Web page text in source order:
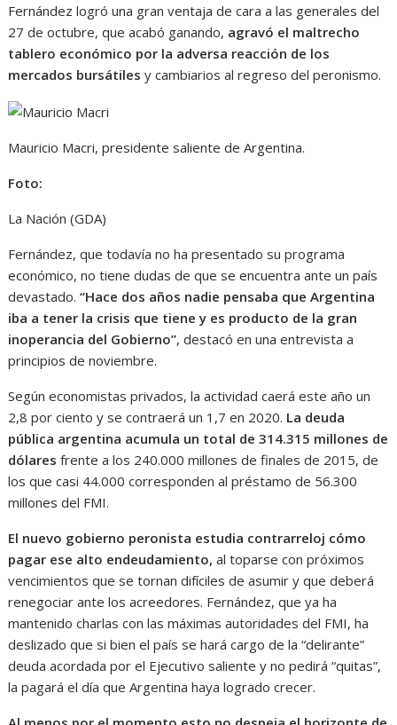
Fernández logró una gran ventaja de cara a las generales del
27 de octubre, que acabó ganando, agravó el maltrecho
tablero económico por la adversa reacción de los
mercados bursátiles y cambiarios al regreso del peronismo.
Mauricio Macri, presidente saliente de Argentina.
Foto:
La Nación (GDA)
Fernández, que todavía no ha presentado su programa
económico, no tiene dudas de que se encuentra ante un país
devastado. “Hace dos años nadie pensaba que Argentina
iba a tener la crisis que tiene y es producto de la gran
inoperancia del Gobierno”, destacó en una entrevista a
principios de noviembre.
Según economistas privados, la actividad caerá este año un
2,8 por ciento y se contraerá un 1,7 en 2020. La deuda
pública argentina acumula un total de 314.315 millones de
dólares frente a los 240.000 millones de finales de 2015, de
los que casi 44.000 corresponden al préstamo de 56.300
millones del FMI.
El nuevo gobierno peronista estudia contrarreloj cómo
pagar ese alto endeudamiento, al toparse con próximos
vencimientos que se tornan difíciles de asumir y que deberá
renegociar ante los acreedores. Fernández, que ya ha
mantenido charlas con las máximas autoridades del FMI, ha
deslizado que si bien el país se hará cargo de la “delirante”
deuda acordada por el Ejecutivo saliente y no pedirá “quitas”,
la pagará el día que Argentina haya logrado crecer.